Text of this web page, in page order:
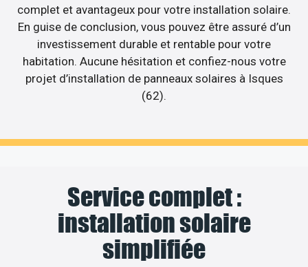
complet et avantageux pour votre installation solaire.
En guise de conclusion, vous pouvez être assuré d’un
investissement durable et rentable pour votre
habitation. Aucune hésitation et confiez-nous votre
projet d’installation de panneaux solaires à Isques
(62).
Service complet :
installation solaire
simplifiée